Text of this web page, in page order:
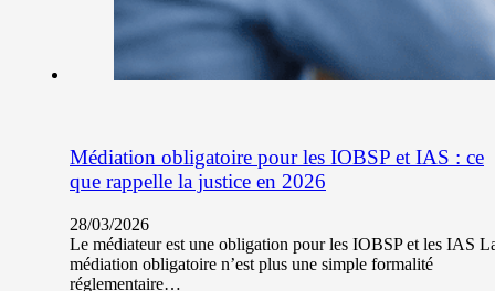
Médiation obligatoire pour les IOBSP et IAS : ce
que rappelle la justice en 2026
28/03/2026
Le médiateur est une obligation pour les IOBSP et les IAS
médiation obligatoire n’est plus une simple formalité
réglementaire…